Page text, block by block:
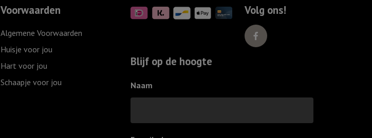
Voorwaarden
Algemene Voorwaarden
Huisje voor jou
Hart voor jou
Schaapje voor jou
Volg ons!
Blijf op de hoogte
Naam